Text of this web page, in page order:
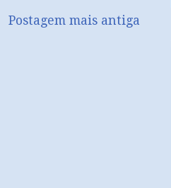
Postagem mais antiga